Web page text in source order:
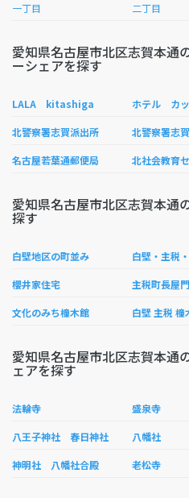
一丁目 二丁目
愛知県名古屋市北区志賀本通
ーシェアを探す
LALA kitashiga ホテル カ
北警察署志賀派出所 北警察署志
名古屋若葉通郵便局 北社会教育
愛知県名古屋市北区志賀本通
探す
白壁地区の町並み
櫻井家住宅 主税町長屋門
文化のみち橦木館
愛知県名古屋市北区志賀本通
ェアを探す
法輪寺 盛泉寺
八王子神社 春日神社 八幡社
神明社 八幡社合殿 老松寺